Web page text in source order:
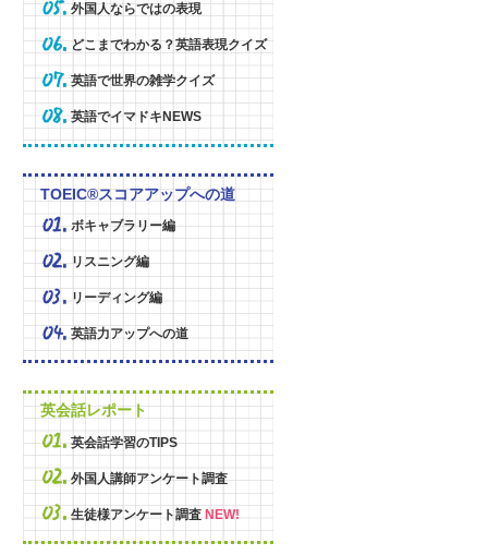
外国人ならではの表現
どこまでわかる？英語表現クイズ
英語で世界の雑学クイズ
英語でイマドキNEWS
TOEIC®スコアアップへの道
ボキャブラリー編
リスニング編
リーディング編
英語力アップへの道
英会話レポート
英会話学習のTIPS
外国人講師アンケート調査
生徒様アンケート調査